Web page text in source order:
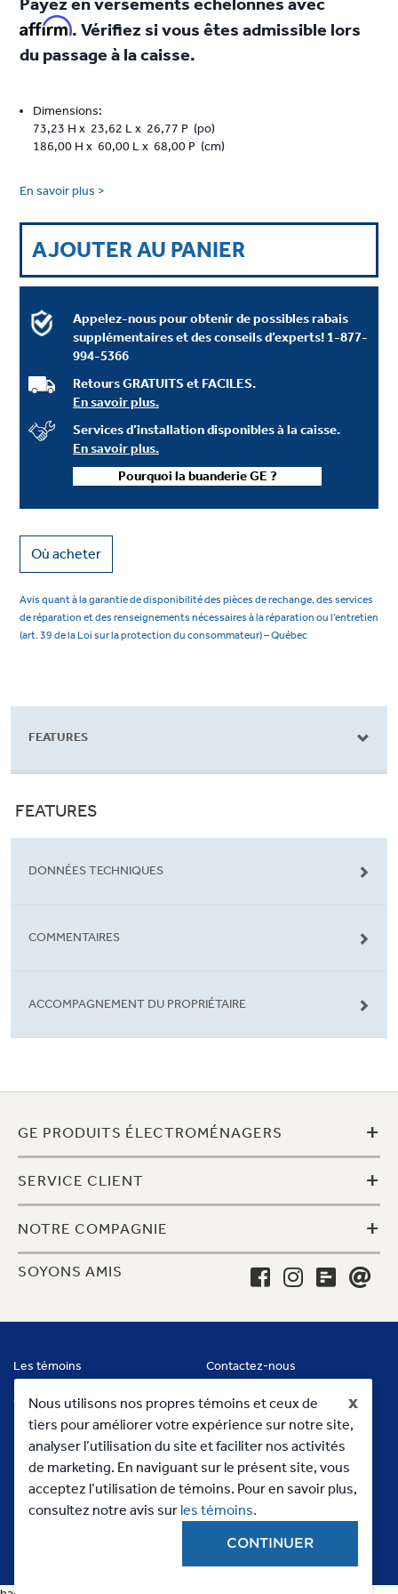
x
Nous utilisons nos propres témoins et ceux de
tiers pour améliorer votre expérience sur notre site,
analyser l’utilisation du site et faciliter nos activités
de marketing. En naviguant sur le présent site, vous
acceptez l’utilisation de témoins. Pour en savoir plus,
consultez notre avis sur les témoins.
CONTINUER
Affirm. Vérifiez si vous êtes admissible lors
du passage à la caisse.
Dimensions:
73,23 H x 23,62 L x 26,77 P (po)
186,00 H x 60,00 L x 68,00 P (cm)
En savoir plus >
AJOUTER AU PANIER
Appelez-nous pour obtenir de possibles rabais
supplémentaires et des conseils d’experts! 1-877-
994-5366
Retours GRATUITS et FACILES.
En savoir plus.
Services d’installation disponibles à la caisse.
En savoir plus.
Pourquoi la buanderie GE ?
Où acheter
Avis quant à la garantie de disponibilité des pièces de rechange, des services
de réparation et des renseignements nécessaires à la réparation ou l’entretien
(art. 39 de la Loi sur la protection du consommateur) – Québec
FEATURES
FEATURES
DONNÉES TECHNIQUES
COMMENTAIRES
ACCOMPAGNEMENT DU PROPRIÉTAIRE
GE PRODUITS ÉLECTROMÉNAGERS +
SERVICE CLIENT +
NOTRE COMPAGNIE +
SOYONS AMIS
Les témoins Contactez-nous
Conditions
Copyright 2023, MC Commercial Inc. All Rights Reserved